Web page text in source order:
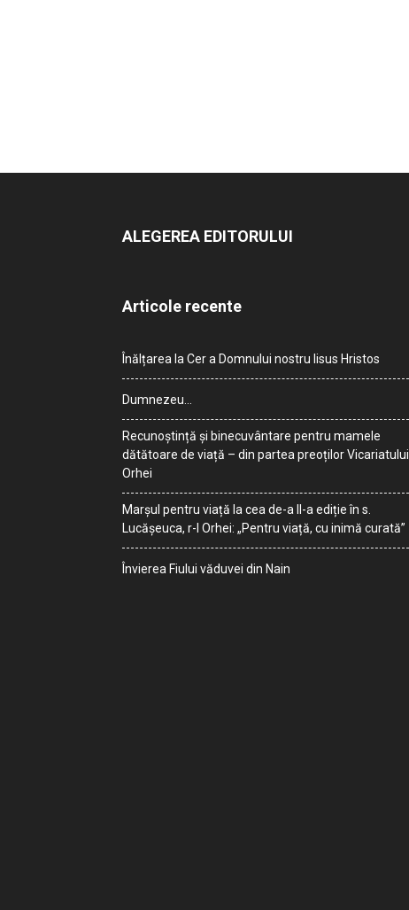
ALEGEREA EDITORULUI
Articole recente
Înălțarea la Cer a Domnului nostru Iisus Hristos
Dumnezeu…
Recunoștință și binecuvântare pentru mamele
dătătoare de viață – din partea preoților Vicariatului
Orhei
Marșul pentru viață la cea de-a II-a ediție în s.
Lucășeuca, r-l Orhei: „Pentru viață, cu inimă curată”
Învierea Fiului văduvei din Nain